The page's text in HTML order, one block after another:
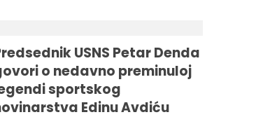
USNS Petar Denda
o nedavno preminuloj
sportskog
Edinu Avdiću